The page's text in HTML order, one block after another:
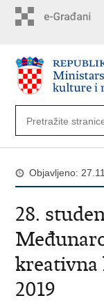
Objavljeno:
28.
2019